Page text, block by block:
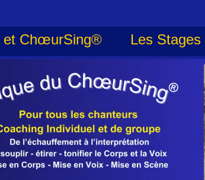
et ChœurSing® Les Stages
et ChœurSing® Les Stages